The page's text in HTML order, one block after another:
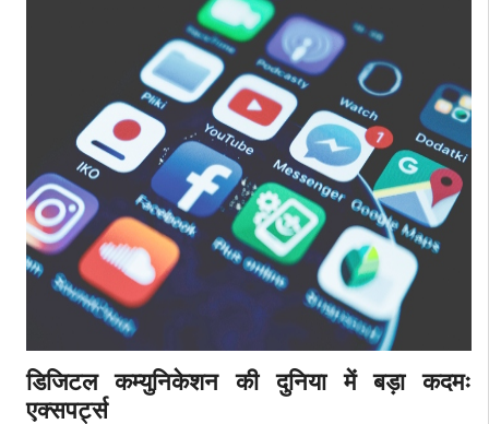
डिजिटल कम्युनिकेशन की दुनिया में बड़ा कदमः
एक्सपर्ट्स